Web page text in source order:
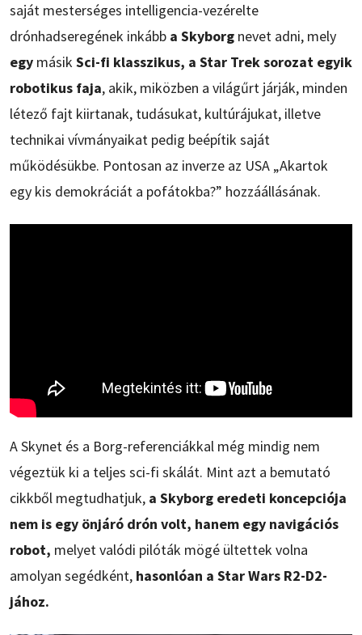
saját mesterséges intelligencia-vezérelte
drónhadseregének inkább a Skyborg nevet adni, mely
egy másik Sci-fi klasszikus, a Star Trek sorozat egyik
robotikus faja, akik, miközben a világűrt járják, minden
létező fajt kiirtanak, tudásukat, kultúrájukat, illetve
technikai vívmányaikat pedig beépítik saját
működésükbe. Pontosan az inverze az USA „Akartok
egy kis demokráciát a pofátokba?” hozzáállásának.
A Skynet és a Borg-referenciákkal még mindig nem
végeztük ki a teljes sci-fi skálát. Mint azt a bemutató
cikkből megtudhatjuk, a Skyborg eredeti koncepciója
nem is egy önjáró drón volt, hanem egy navigációs
robot, melyet valódi pilóták mögé ültettek volna
amolyan segédként, hasonlóan a Star Wars R2-D2-
jához.